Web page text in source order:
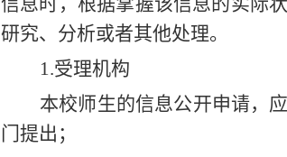
研究、分析或者其他处理。
1.受理机构
本校师生的信息公开申请，
门提出；